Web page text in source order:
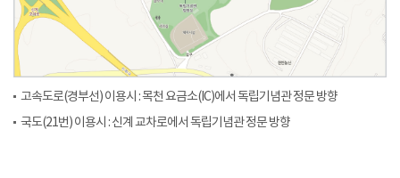
고속도로(경부선) 이용시 : 목천 요금소(IC)에서 독립기념관 정문 방향
국도(21번) 이용시 : 신계 교차로에서 독립기념관 정문 방향